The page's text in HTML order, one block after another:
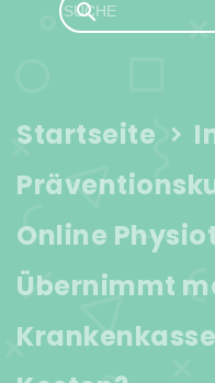
Startseite
Online
Übernimmt